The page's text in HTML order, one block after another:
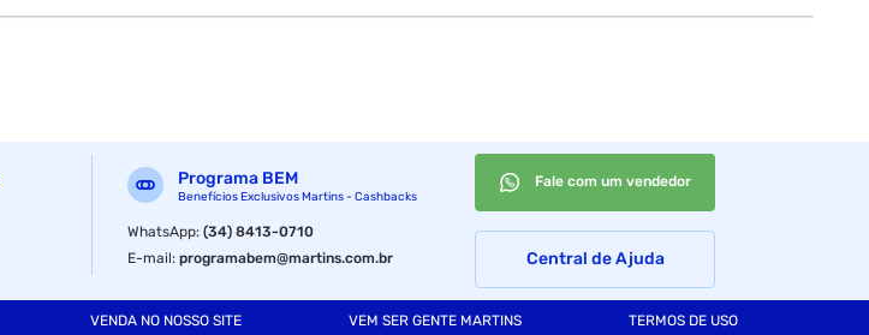
Programa BEM
Benefícios Exclusivos Martins - Cashbacks
WhatsApp:(34) 8413-0710
E-mail:programabem@martins.com.br
Fale com um vendedor
Central de Ajuda
VENDA NO NOSSO SITE VEM SER GENTE MARTINS TERMOS DE USO